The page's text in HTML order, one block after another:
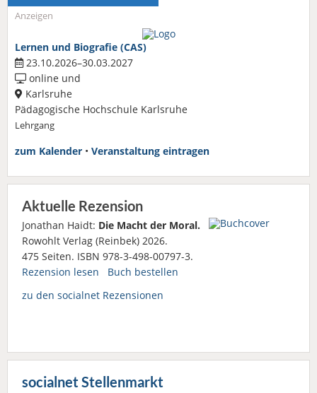
Anzeigen
Lernen und Biografie (CAS)
23.10.2026–30.03.2027
online und
Karlsruhe
Pädagogische Hochschule Karlsruhe
Lehrgang
zum Kalender • Veranstaltung eintragen
Aktuelle Rezension
Jonathan Haidt: Die Macht der Moral.
Rowohlt Verlag (Reinbek) 2026.
475 Seiten. ISBN 978-3-498-00797-3.
Rezension lesen
Buch bestellen
zu den socialnet Rezensionen
socialnet Stellenmarkt